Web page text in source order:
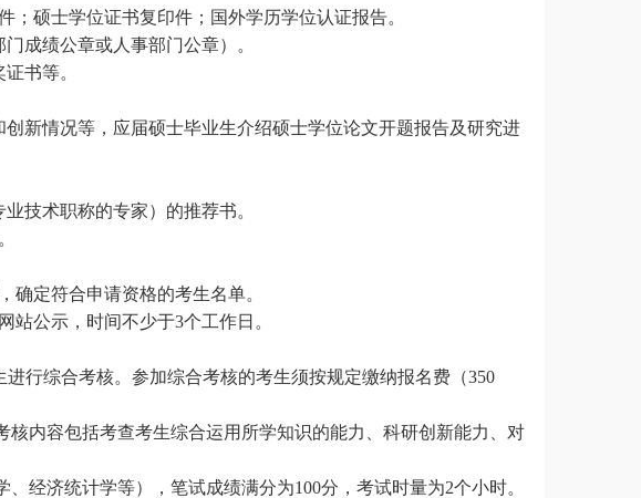
硕士学位证书复印件；国外学历学位认证报告。
成绩公章或人事部门公章）。
书等。
新情况等，应届硕士毕业生介绍硕士学位论文开题报告及研究进
技术职称的专家）的推荐书。
确定符合申请资格的考生名单。
站公示，时间不少于3个工作日。
进行综合考核。参加综合考核的考生须按规定缴纳报名费（350
内容包括考查考生综合运用所学知识的能力、科研创新能力、对
经济统计学等），笔试成绩满分为100分，考试时量为2个小时。